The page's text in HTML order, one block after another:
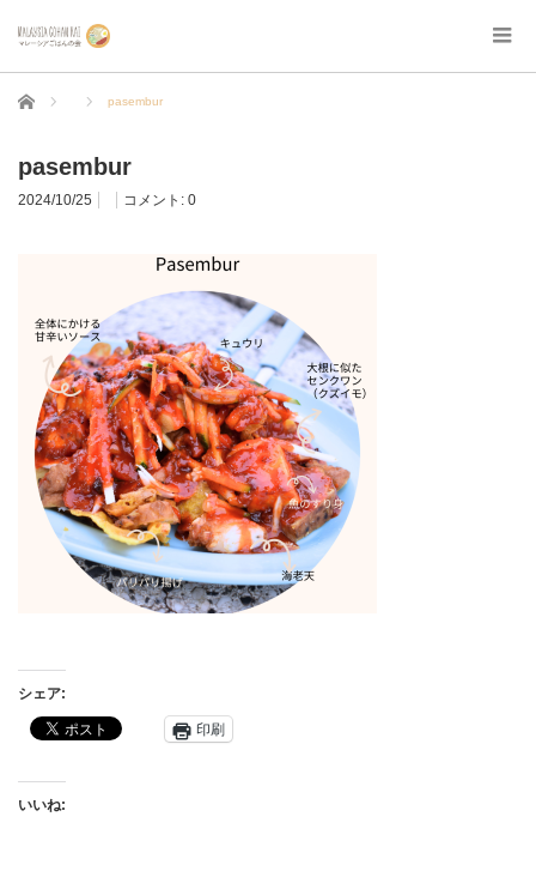
ホーム pasembur
pasembur
2024/10/25 コメント: 0
シェア:
印刷
いいね: